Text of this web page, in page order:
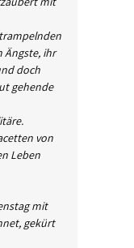
Ängste, ihr
doch
gehende
von
Leben
mit
gekürt